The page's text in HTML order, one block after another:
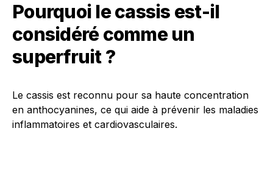
Pourquoi le cassis est-il
considéré comme un
superfruit ?
Le cassis est reconnu pour sa haute concentration
en anthocyanines, ce qui aide à prévenir les maladies
inflammatoires et cardiovasculaires.